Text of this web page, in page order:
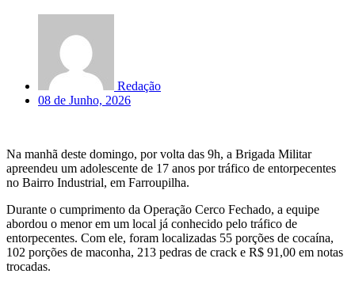
Redação
08 de Junho, 2026
Na manhã deste domingo, por volta das 9h, a Brigada Militar
apreendeu um adolescente de 17 anos por tráfico de entorpecentes
no Bairro Industrial, em Farroupilha.
Durante o cumprimento da Operação Cerco Fechado, a equipe
abordou o menor em um local já conhecido pelo tráfico de
entorpecentes. Com ele, foram localizadas 55 porções de cocaína,
102 porções de maconha, 213 pedras de crack e R$ 91,00 em notas
trocadas.